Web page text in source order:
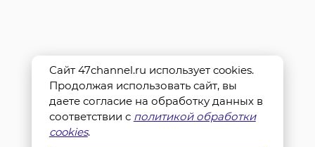
Сайт 47channel.ru использует cookies.
Продолжая использовать сайт, вы
даете согласие на обработку данных в
соответствии с политикой обработки
cookies.